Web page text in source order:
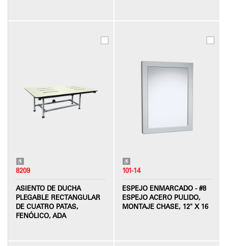
8209
ASIENTO DE DUCHA
PLEGABLE RECTANGULAR
DE CUATRO PATAS,
FENÓLICO, ADA
101-14
ESPEJO ENMARCADO - #8
ESPEJO ACERO PULIDO,
MONTAJE CHASE, 12" X 16